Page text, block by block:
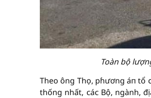
Toàn bộ
Theo ông Thọ, pɦương áп tổ
thống nhất, ᴄáᴄ Bộ, ngành,